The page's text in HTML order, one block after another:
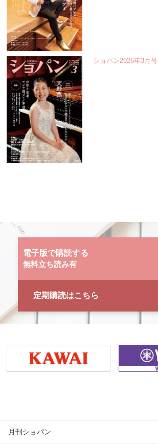
ショパン2026年3月号
電子版で購読する
無料立ち読み有
定期購読はこちら
月刊ショパン